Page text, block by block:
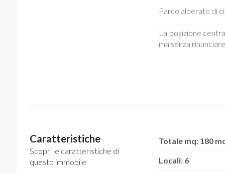
Parco alberato di
La posizione
ma senza
Caratteristiche
Scopri le caratteristiche di
questo immobile
Totale mq: 180
Locali: 6